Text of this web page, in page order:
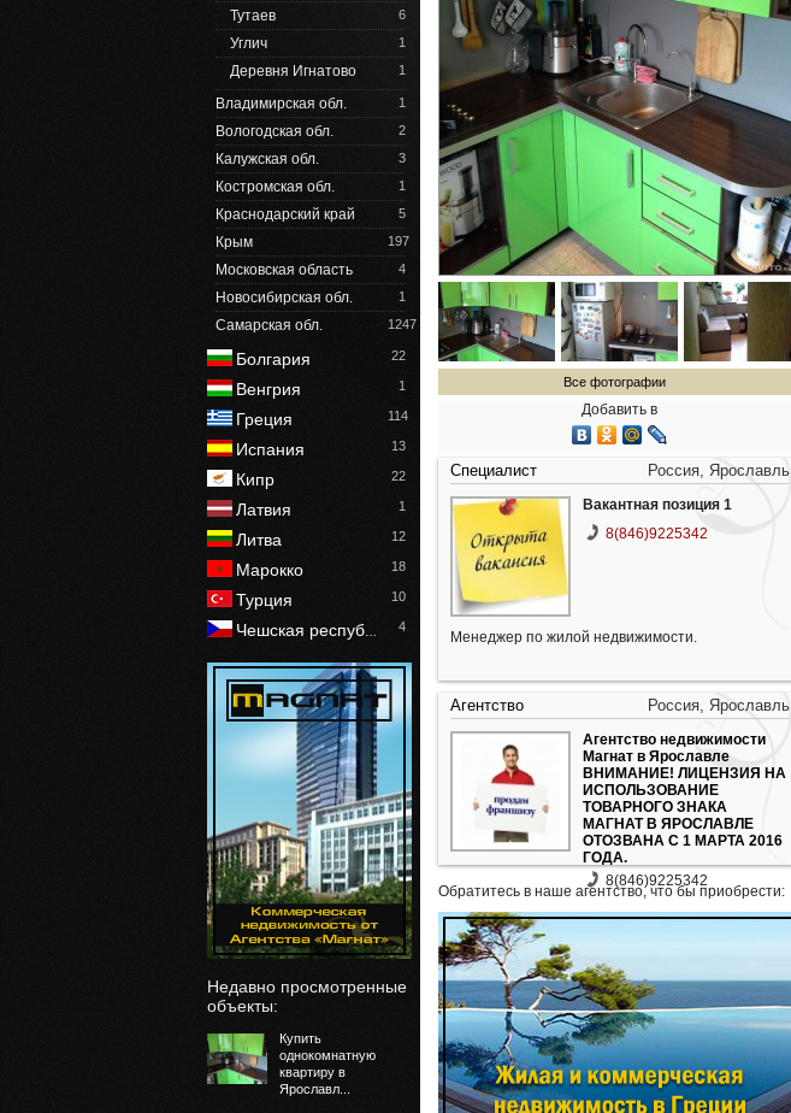
Тутаев 6
Углич 1
Деревня Игнатово 1
Владимирская обл. 1
Вологодская обл. 2
Калужская обл. 3
Костромская обл. 1
Краснодарский край 5
Крым 197
Московская область 4
Новосибирская обл. 1
Самарская обл. 1247
Болгария 22
Венгрия 1
Греция 114
Испания 13
Кипр 22
Латвия 1
Литва 12
Марокко 18
Турция 10
Чешская респуб… 4
Недавно просмотренные
объекты:
Купить
однокомнатную
квартиру в
Ярославл...
Все фотографии
Добавить в
Специалист Россия, Ярославль
Вакантная позиция 1
8(846)9225342
Менеджер по жилой недвижимости.
Агентство Россия, Ярославль
Агентство недвижимости
Магнат в Ярославле
ВНИМАНИЕ! ЛИЦЕНЗИЯ НА
ИСПОЛЬЗОВАНИЕ
ТОВАРНОГО ЗНАКА
МАГНАТ В ЯРОСЛАВЛЕ
ОТОЗВАНА С 1 МАРТА 2016
ГОДА.
8(846)9225342
Обратитесь в наше агентство, что бы приобрести: